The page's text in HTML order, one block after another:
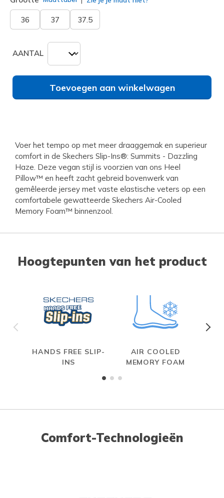
36 37 37.5
AANTAL
Toevoegen aan winkelwagen
Voer het tempo op met meer draaggemak en superieur
comfort in de Skechers Slip-Ins®: Summits - Dazzling
Haze. Deze vegan stijl is voorzien van ons Heel
Pillow™ en heeft zacht gebreid bovenwerk van
gemêleerde jersey met vaste elastische veters op een
comfortabele gewatteerde Skechers Air-Cooled
Memory Foam™ binnenzool.
Hoogtepunten van het product
HANDS FREE SLIP-
INS
AIR COOLED
MEMORY FOAM
Comfort-Technologieën